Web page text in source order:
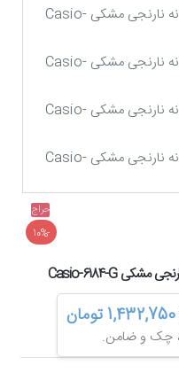
حراج
-10%
1,432,750 تومان